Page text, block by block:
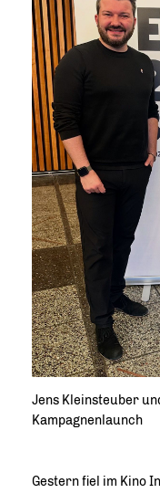
Jens Kleinsteuber
Kampagnenlaunch
Gestern fiel im Kino